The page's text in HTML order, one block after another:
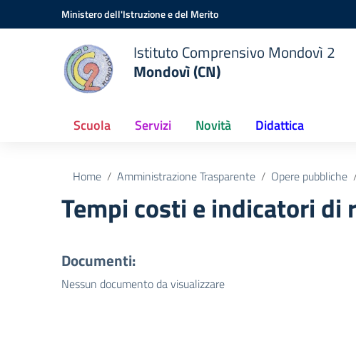
Vai ai contenuti
Vai al menu di navigazioneMinistero dell'Istruzione e del Merito
Istituto Comprensivo Mondovì 2
Mondovì (CN)
Scuola Servizi Novità Didattica
Home Amministrazione Trasparente Opere pubbliche
Tempi costi e indicatori di
Documenti:
Nessun documento da visualizzare